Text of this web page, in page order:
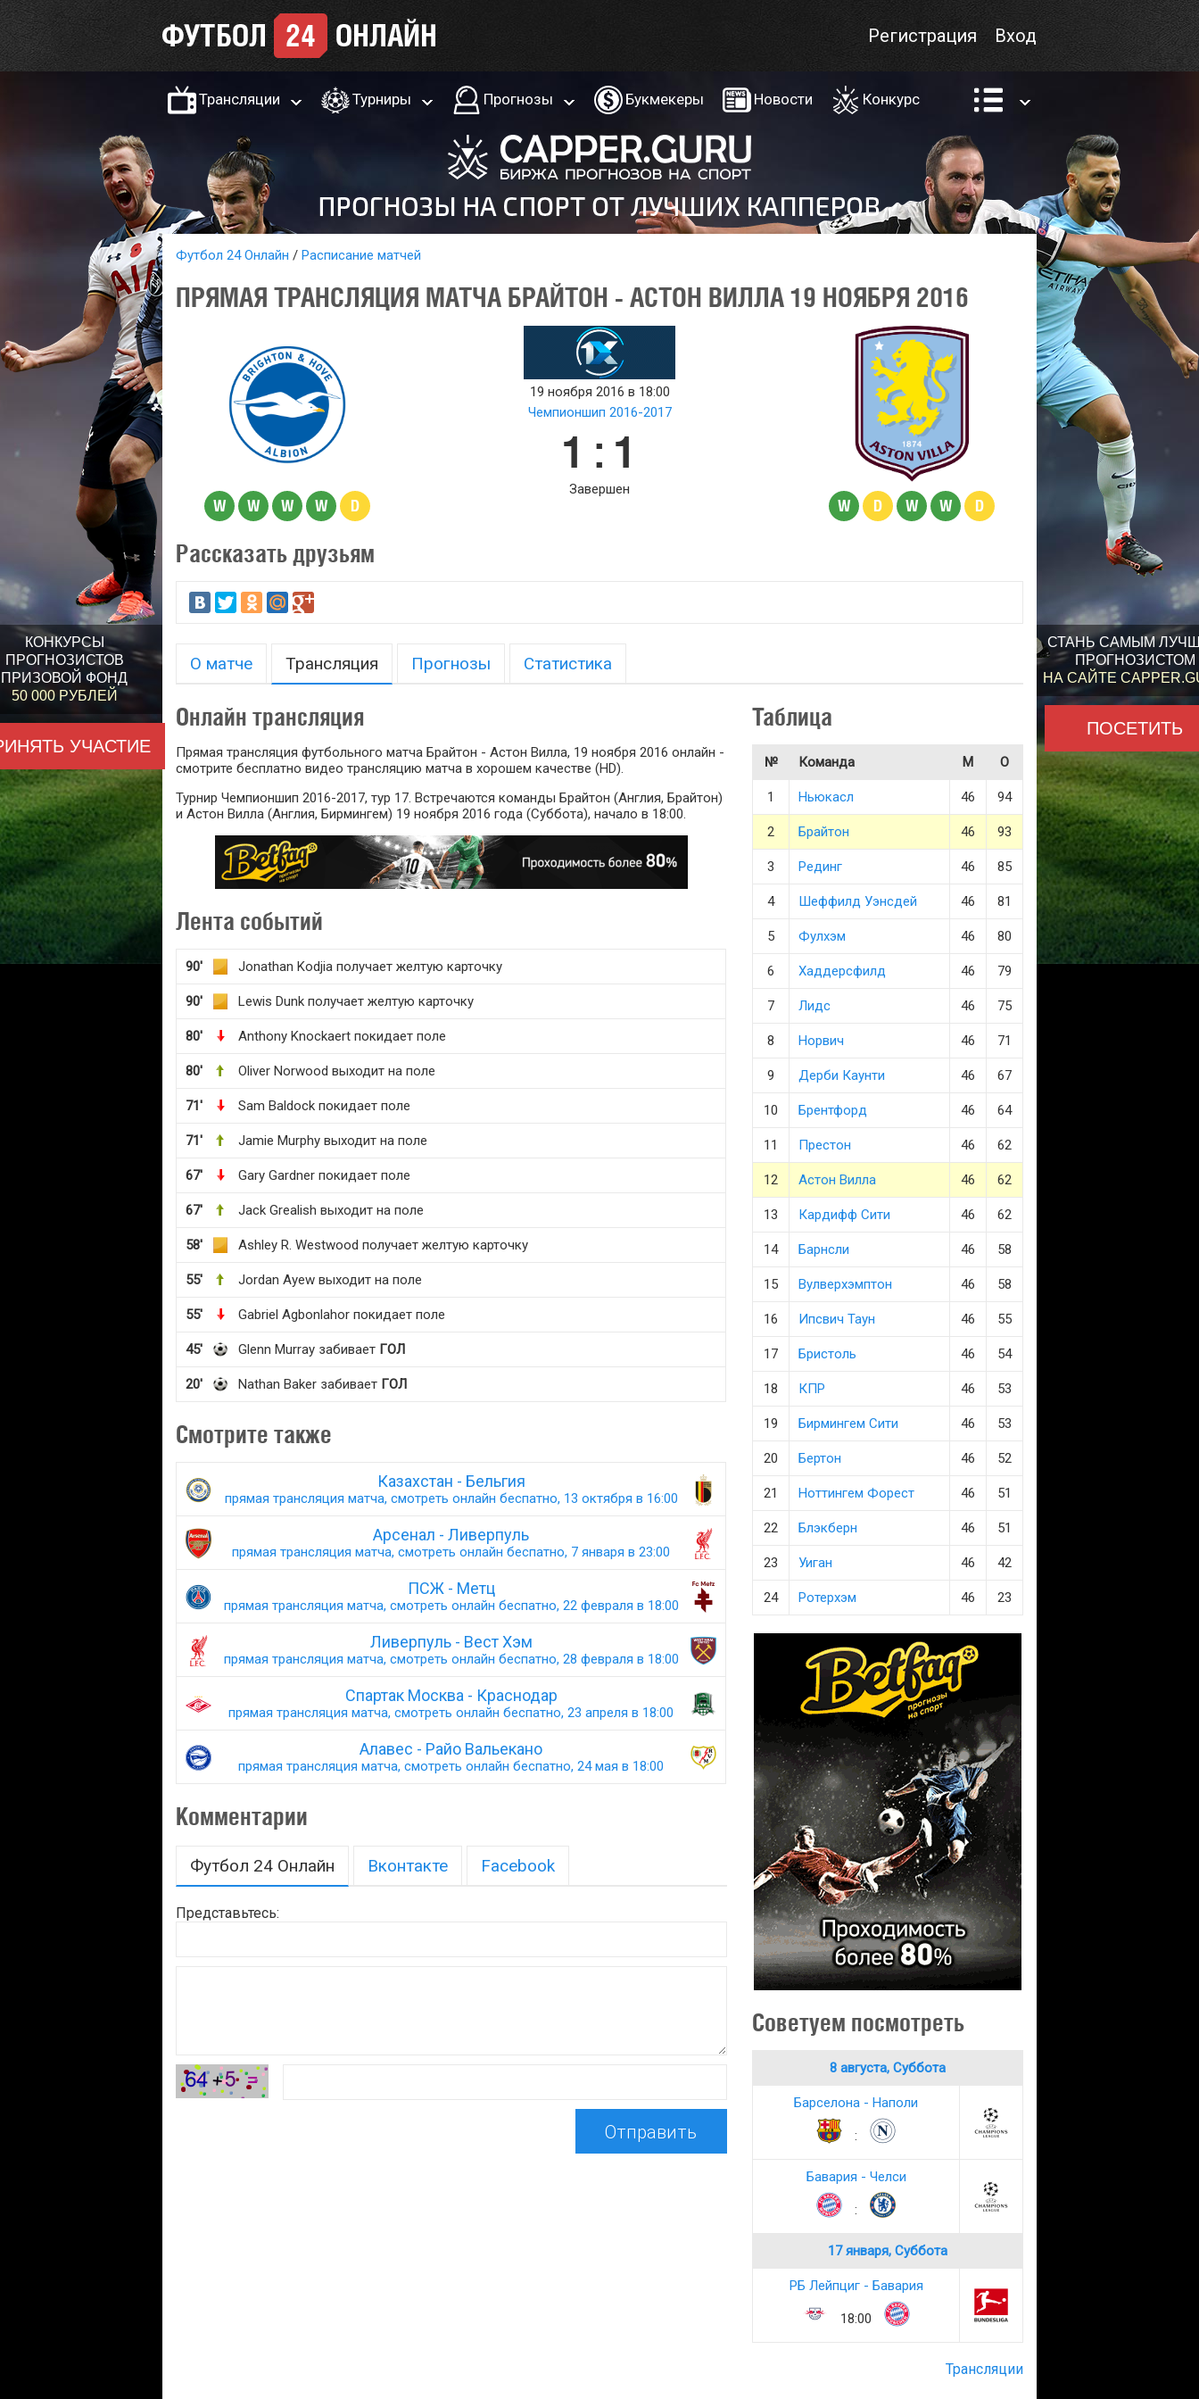
КОНКУРСЫ
ПРОГНОЗИСТОВ
ПРИЗОВОЙ ФОНД
50 000 РУБЛЕЙ
УЧАСТИЕ
СТАНЬ САМЫМ
ПРОГНОЗИСТОМ
НА САЙТЕ
ПОСЕТИТЬ
Вход
Регистрация
Трансляции Турниры Прогнозы Букмекеры Новости Конкурс
Футбол 24 Онлайн Расписание матчей
ПРЯМАЯ ТРАНСЛЯЦИЯ МАТЧА БРАЙТОН - АСТОН ВИЛЛА 19 НОЯБРЯ 2016
W W W W D
19 ноября 2016 в 18:00
Чемпионшип 2016-2017
1 : 1
Завершен
W D W W D
Рассказать друзьям
О матче Трансляция Прогнозы Статистика
Онлайн трансляция
Прямая трансляция футбольного матча Брайтон - Астон Вилла, 19 ноября 2016 онлайн -
смотрите бесплатно видео трансляцию матча в хорошем качестве (HD).
Турнир Чемпионшип 2016-2017, тур 17. Встречаются команды Брайтон (Англия, Брайтон)
и Астон Вилла (Англия, Бирмингем) 19 ноября 2016 года (Суббота), начало в 18:00.
Лента событий
90' Jonathan Kodjia получает желтую карточку
90' Lewis Dunk получает желтую карточку
80' Anthony Knockaert покидает поле
80' Oliver Norwood выходит на поле
71' Sam Baldock покидает поле
71' Jamie Murphy выходит на поле
67' Gary Gardner покидает поле
67' Jack Grealish выходит на поле
58' Ashley R. Westwood получает желтую карточку
55' Jordan Ayew выходит на поле
55' Gabriel Agbonlahor покидает поле
45' Glenn Murray забивает ГОЛ
20' Nathan Baker забивает ГОЛ
Смотрите также
Казахстан - Бельгия
прямая трансляция матча, смотреть онлайн беспатно, 13 октября в 16:00
Арсенал - Ливерпуль
прямая трансляция матча, смотреть онлайн беспатно, 7 января в 23:00
ПСЖ - Метц
прямая трансляция матча, смотреть онлайн беспатно, 22 февраля в 18:00
Ливерпуль - Вест Хэм
прямая трансляция матча, смотреть онлайн беспатно, 28 февраля в 18:00
Спартак Москва - Краснодар
прямая трансляция матча, смотреть онлайн беспатно, 23 апреля в 18:00
Алавес - Райо Вальекано
прямая трансляция матча, смотреть онлайн беспатно, 24 мая в 18:00
Комментарии
Футбол 24 Онлайн Вконтакте Facebook
Представьтесь:
Отправить
Таблица
№ Команда М О
1 Ньюкасл 46 94
2 Брайтон 46 93
3 Рединг 46 85
4 Шеффилд Уэнсдей 46 81
5 Фулхэм 46 80
6 Хаддерсфилд 46 79
7 Лидс 46 75
8 Норвич 46 71
9 Дерби Каунти 46 67
10 Брентфорд 46 64
11 Престон 46 62
12 Астон Вилла 46 62
13 Кардифф Сити 46 62
14 Барнсли 46 58
15 Вулверхэмптон 46 58
16 Ипсвич Таун 46 55
17 Бристоль 46 54
18 КПР 46 53
19 Бирмингем Сити 46 53
20 Бертон 46 52
21 Ноттингем Форест 46 51
22 Блэкберн 46 51
23 Уиган 46 42
24 Ротерхэм 46 23
Советуем посмотреть
8 августа, Суббота
Барселона - Наполи
:
Бавария - Челси
:
17 января, Суббота
РБ Лейпциг - Бавария
18:00
Трансляции